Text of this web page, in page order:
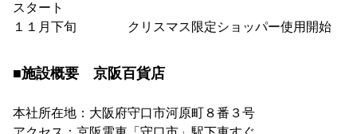
スタート
１１月下旬 クリスマス限定ショッパー使用開始
■施設概要 京阪百貨店
本社所在地：大阪府守口市河原町８番３号